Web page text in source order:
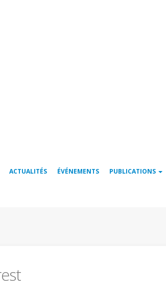
ACTUALITÉS ÉVÉNEMENTS PUBLICATIONS